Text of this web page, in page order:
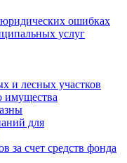
ошибках
услуг
и лесных участков
имущества
для
за счет средств фонда